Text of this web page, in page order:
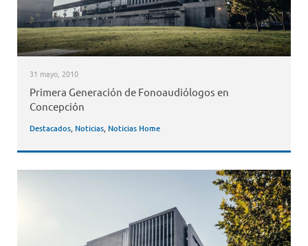
31 mayo, 2010
Primera Generación de Fonoaudiólogos en
Concepción
Destacados, Noticias, Noticias Home